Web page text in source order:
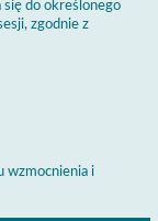
się do określonego
zgodnie z
wzmocnienia i